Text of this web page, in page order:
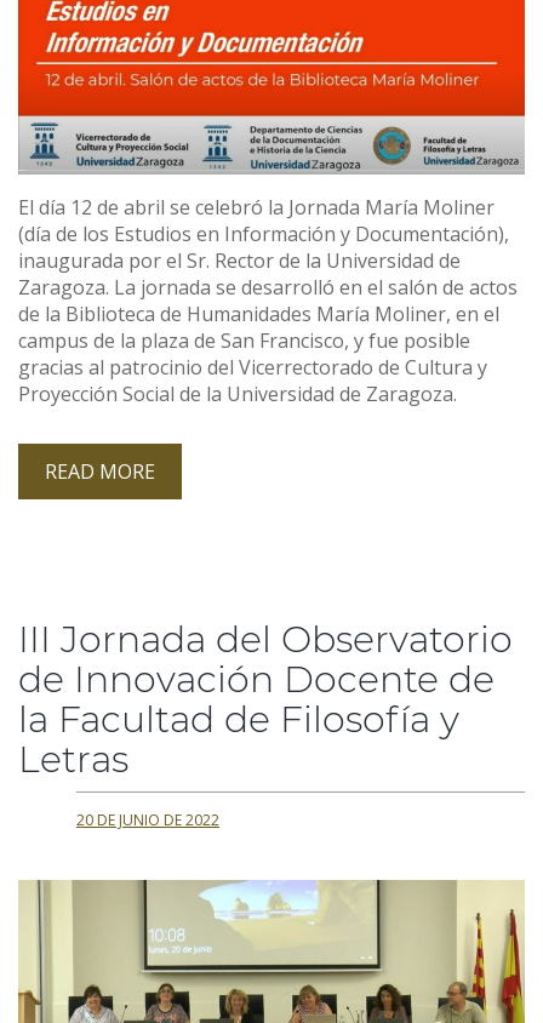
El día 12 de abril se celebró la Jornada María Moliner
(día de los Estudios en Información y Documentación),
inaugurada por el Sr. Rector de la Universidad de
Zaragoza. La jornada se desarrolló en el salón de actos
de la Biblioteca de Humanidades María Moliner, en el
campus de la plaza de San Francisco, y fue posible
gracias al patrocinio del Vicerrectorado de Cultura y
Proyección Social de la Universidad de Zaragoza.
READ MORE
III Jornada del Observatorio
de Innovación Docente de
la Facultad de Filosofía y
Letras
20 DE JUNIO DE 2022